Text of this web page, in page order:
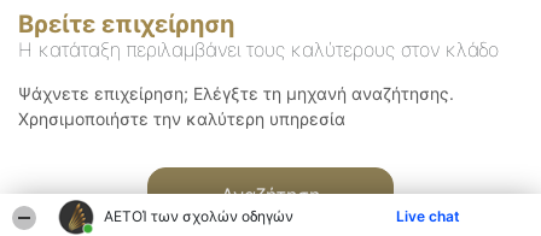
ΑΕΤΟΊ των σχολών οδηγών Live chat
Βρείτε επιχείρηση
Η κατάταξη περιλαμβάνει τους καλύτερους στον κλάδο
Ψάχνετε επιχείρηση; Ελέγξτε τη μηχανή αναζήτησης.
Χρησιμοποιήστε την καλύτερη υπηρεσία
Αναζήτηση